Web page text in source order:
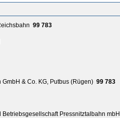
99 783
& Co. KG, Putbus (Rügen) 99 783
Pressnitztalbahn